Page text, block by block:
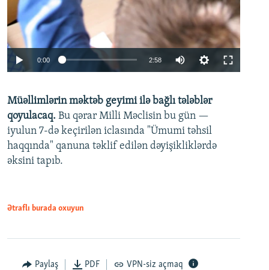
Auto 240p 360p 480p
0:00 2:58
360p
480p
720p
Müəllimlərin məktəb geyimi ilə bağlı tələblər
qoyulacaq. Bu qərar Milli Məclisin bu gün —
iyulun 7-də keçirilən iclasında "Ümumi təhsil
haqqında" qanuna təklif edilən dəyişikliklərdə
əksini tapıb.
Ətraflı burada oxuyun
Paylaş PDF VPN-siz açmaq